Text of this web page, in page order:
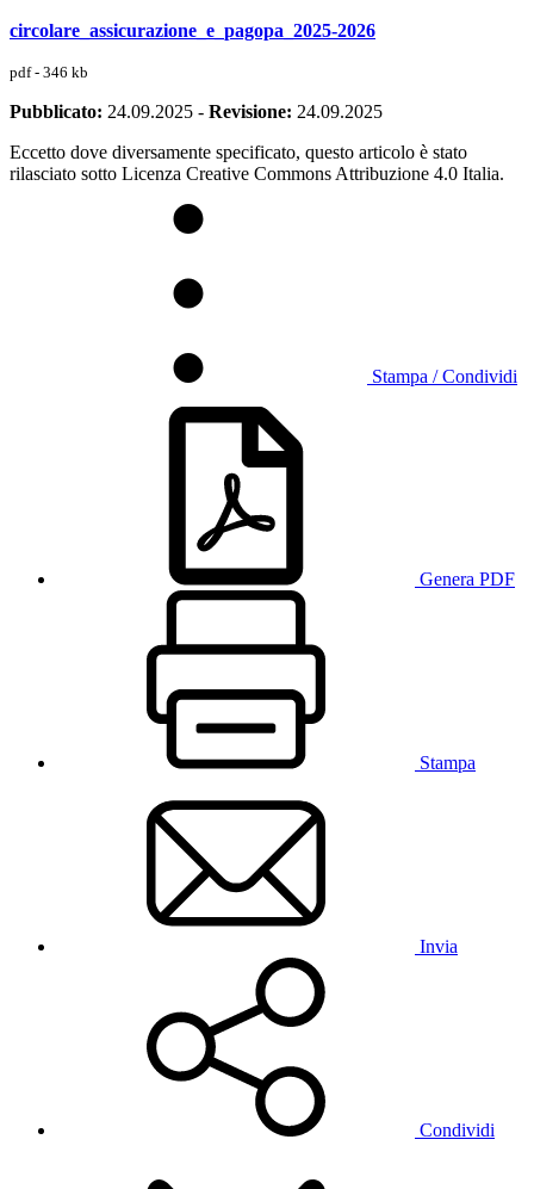
circolare_assicurazione_e_pagopa_2025-2026
pdf - 346 kb
Pubblicato: 24.09.2025 - Revisione: 24.09.2025
Eccetto dove diversamente specificato, questo articolo è stato
rilasciato sotto Licenza Creative Commons Attribuzione 4.0 Italia.
Stampa / Condividi
Genera PDF
Stampa
Invia
Condividi